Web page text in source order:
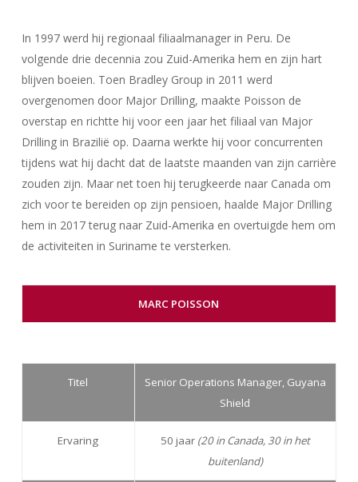
In 1997 werd hij regionaal filiaalmanager in Peru. De
volgende drie decennia zou Zuid-Amerika hem en zijn hart
blijven boeien. Toen Bradley Group in 2011 werd
overgenomen door Major Drilling, maakte Poisson de
overstap en richtte hij voor een jaar het filiaal van Major
Drilling in Brazilië op. Daarna werkte hij voor concurrenten
tijdens wat hij dacht dat de laatste maanden van zijn carrière
zouden zijn. Maar net toen hij terugkeerde naar Canada om
zich voor te bereiden op zijn pensioen, haalde Major Drilling
hem in 2017 terug naar Zuid-Amerika en overtuigde hem om
de activiteiten in Suriname te versterken.
MARC POISSON
Titel
Senior Operations Manager, Guyana
Shield
Ervaring 50 jaar (20 in Canada, 30 in het
buitenland)